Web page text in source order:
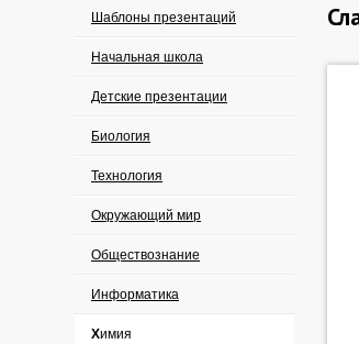
Шаблоны презентаций
Начальная школа
Детские презентации
Биология
Технология
Окружающий мир
Обществознание
Информатика
Химия